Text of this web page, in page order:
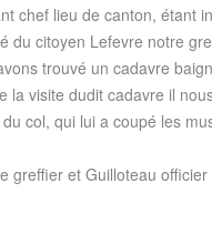
chef lieu de canton, étant
du citoyen Lefevre notre
trouvé un cadavre
visite dudit cadavre il
col, qui lui a coupé les
greffier et Guilloteau officier